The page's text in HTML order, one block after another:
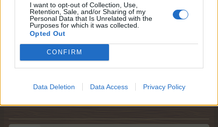
I want to opt-out of Collection, Use,
Retention, Sale, and/or Sharing of my
Personal Data that Is Unrelated with the
Purposes for which it was collected.
Opted Out
CONFIRM
Data Deletion Data Access Privacy Policy
Magitta7070
Lebende Forenlegende